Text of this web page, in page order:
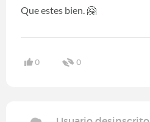
Que estes bien. 🤗
0 0